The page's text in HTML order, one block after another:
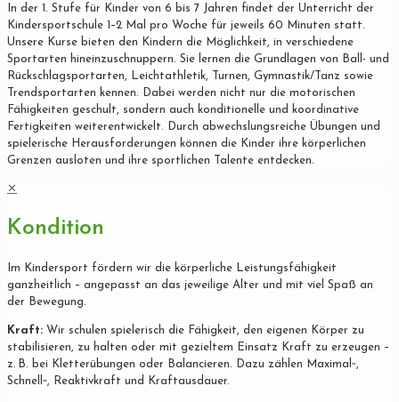
In der 1. Stufe für Kinder von 6 bis 7 Jahren findet der Unterricht der
Kindersportschule 1–2 Mal pro Woche für jeweils 60 Minuten statt.
Unsere Kurse bieten den Kindern die Möglichkeit, in verschiedene
Sportarten hineinzuschnuppern. Sie lernen die Grundlagen von Ball- und
Rückschlagsportarten, Leichtathletik, Turnen, Gymnastik/Tanz sowie
Trendsportarten kennen. Dabei werden nicht nur die motorischen
Fähigkeiten geschult, sondern auch konditionelle und koordinative
Fertigkeiten weiterentwickelt. Durch abwechslungsreiche Übungen und
spielerische Herausforderungen können die Kinder ihre körperlichen
Grenzen ausloten und ihre sportlichen Talente entdecken.
✕
Kondition
Im Kindersport fördern wir die körperliche Leistungsfähigkeit
ganzheitlich – angepasst an das jeweilige Alter und mit viel Spaß an
der Bewegung.
Kraft: Wir schulen spielerisch die Fähigkeit, den eigenen Körper zu
stabilisieren, zu halten oder mit gezieltem Einsatz Kraft zu erzeugen –
z. B. bei Kletterübungen oder Balancieren. Dazu zählen Maximal‐,
Schnell‐, Reaktivkraft und Kraftausdauer.